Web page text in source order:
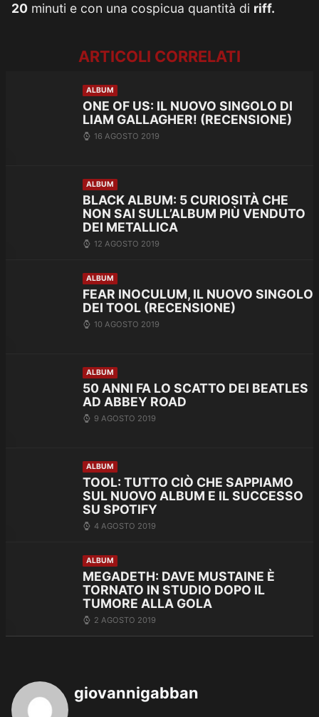
20 minuti e con una cospicua quantità di riff.
ARTICOLI CORRELATI
ALBUM
ONE OF US: IL NUOVO SINGOLO DI
LIAM GALLAGHER! (RECENSIONE)
16 AGOSTO 2019
ALBUM
BLACK ALBUM: 5 CURIOSITÀ CHE
NON SAI SULL’ALBUM PIÙ VENDUTO
DEI METALLICA
12 AGOSTO 2019
ALBUM
FEAR INOCULUM, IL NUOVO SINGOLO
DEI TOOL (RECENSIONE)
10 AGOSTO 2019
ALBUM
50 ANNI FA LO SCATTO DEI BEATLES
AD ABBEY ROAD
9 AGOSTO 2019
ALBUM
TOOL: TUTTO CIÒ CHE SAPPIAMO
SUL NUOVO ALBUM E IL SUCCESSO
SU SPOTIFY
4 AGOSTO 2019
ALBUM
MEGADETH: DAVE MUSTAINE È
TORNATO IN STUDIO DOPO IL
TUMORE ALLA GOLA
2 AGOSTO 2019
giovannigabban